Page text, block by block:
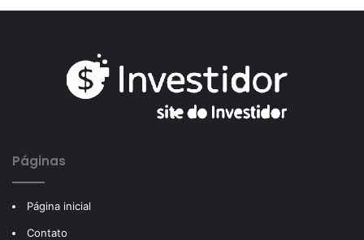
Páginas
Página inicial
Contato